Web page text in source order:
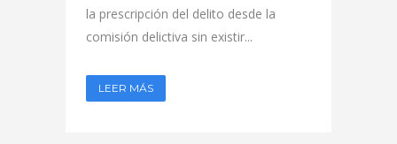
la prescripción del delito desde la
comisión delictiva sin existir...
LEER MÁS